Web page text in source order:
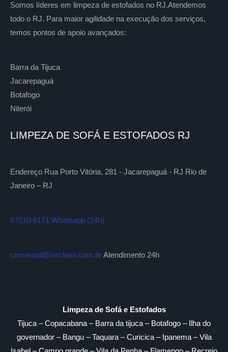
Somos líderes em limpeza de estofados no RJ.Atendemos
todo o RJ. Para maior agilidade na execução dos serviços,
temos pontos de apoio avançados:
Barra da Tijuca
Jacarepaguá
Botafogo
Niterói
LIMPEZA DE SOFÁ E ESTOFADOS RJ
Endereço Rua Porto Vitória, 281 - Jacarepaguá - RJ Rio de
Janeiro – RJ
97010-8171 Whatsapp (24h)
comercial@wrclean.com.brAtendimento 24h
Limpeza de Sofá e Estofados
Tijuca – Copacabana – Barra da tijuca – Botafogo – Ilha do
governador – Bangu – Taquara – Curicica – Ipanema – Vila